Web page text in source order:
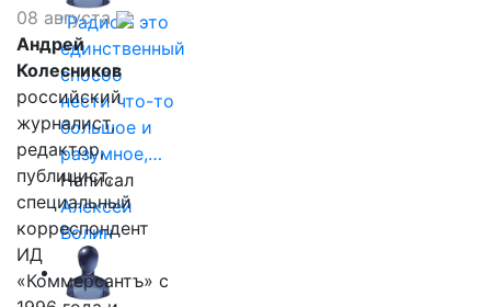
"Радио - это
единственный
способ
нести что-то
большое и
разумное,…
Написал
Алексей
Волин
08 августа
Андрей
Колесников
российский
журналист,
редактор,
публицист,
специальный
корреспондент
ИД
«Коммерсантъ» с